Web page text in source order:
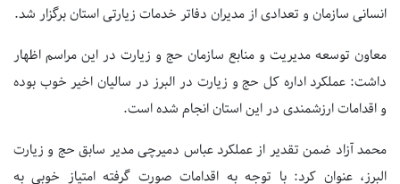
انسانی سازمان و تعدادی از مدیران دفاتر خدمات زیارتی استان برگزار شد.
معاون توسعه مدیریت و منابع سازمان حج و زیارت در این مراسم اظهار
داشت: عملکرد اداره کل حج و زیارت در البرز در سالیان اخیر خوب بوده
و اقدامات ارزشمندی در این استان انجام شده است.
محمد آزاد ضمن تقدیر از عملکرد عباس دمیرچی مدیر سابق حج و زیارت
البرز، عنوان کرد: با توجه به اقدامات صورت گرفته امتیاز خوبی به